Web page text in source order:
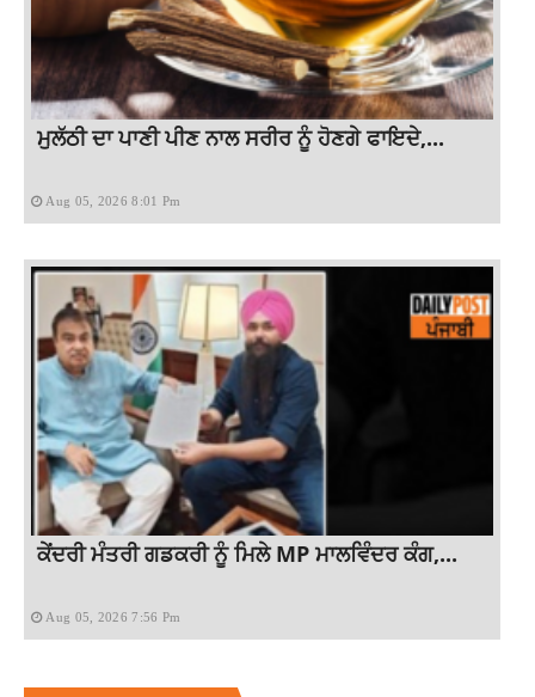
ਮੁਲੱਠੀ ਦਾ ਪਾਣੀ ਪੀਣ ਨਾਲ ਸਰੀਰ ਨੂੰ ਹੋਣਗੇ ਫਾਇਦੇ,...
Aug 05, 2026 8:01 Pm
ਕੇਂਦਰੀ ਮੰਤਰੀ ਗਡਕਰੀ ਨੂੰ ਮਿਲੇ MP ਮਾਲਵਿੰਦਰ ਕੰਗ,...
Aug 05, 2026 7:56 Pm